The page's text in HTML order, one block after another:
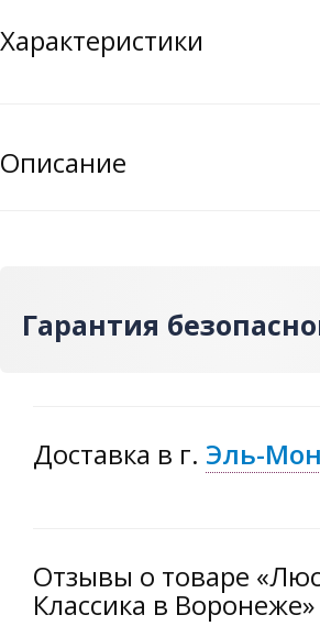
Характеристики
Описание
Гарантия
Доставка в г. Эль-
Отзывы о товаре
Классика в Воронеже»